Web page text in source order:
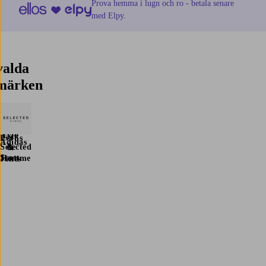
Prova hemma i lugn och ro - betala senare
med Elpy.
Jack
&
Jones
Lyle
&
Scott
Levi's
Adidas
Selected
Homme